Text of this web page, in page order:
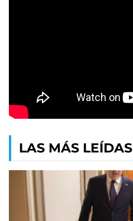
LAS MÁS LEÍDAS